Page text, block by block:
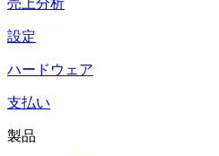
売上分析
設定
ハードウェア
支払い
製品